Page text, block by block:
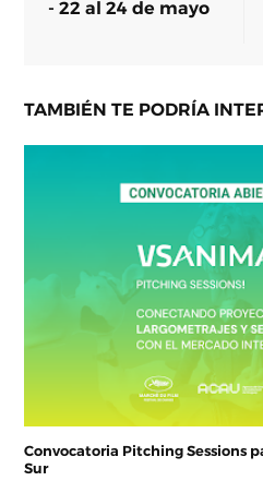
- 22 al 24 de mayo
TAMBIÉN TE PODRÍA
Convocatoria Pitching Sessions
Sur